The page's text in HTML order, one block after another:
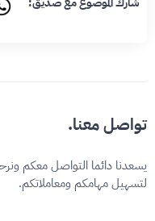
تواصل معنا.
يسعدنا دائما التواصل معكم
لتسهيل مهامكم ومعاملاتكم.